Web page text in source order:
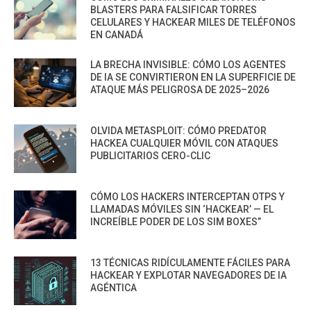
BLASTERS PARA FALSIFICAR TORRES
CELULARES Y HACKEAR MILES DE TELÉFONOS
EN CANADÁ
LA BRECHA INVISIBLE: CÓMO LOS AGENTES
DE IA SE CONVIRTIERON EN LA SUPERFICIE DE
ATAQUE MÁS PELIGROSA DE 2025–2026
OLVIDA METASPLOIT: CÓMO PREDATOR
HACKEA CUALQUIER MÓVIL CON ATAQUES
PUBLICITARIOS CERO-CLIC
CÓMO LOS HACKERS INTERCEPTAN OTPS Y
LLAMADAS MÓVILES SIN ‘HACKEAR’ — EL
INCREÍBLE PODER DE LOS SIM BOXES”
13 TÉCNICAS RIDÍCULAMENTE FÁCILES PARA
HACKEAR Y EXPLOTAR NAVEGADORES DE IA
AGÉNTICA